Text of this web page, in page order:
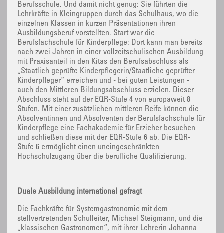
Berufsschule. Und damit nicht genug: Sie führten die
Lehrkräfte in Kleingruppen durch das Schulhaus, wo die
einzelnen Klassen in kurzen Präsentationen ihren
Ausbildungsberuf vorstellten. Start war die
Berufsfachschule für Kinderpflege: Dort kann man bereits
nach zwei Jahren in einer vollzeitschulischen Ausbildung
mit Praxisanteil in den Kitas den Berufsabschluss als
„Staatlich geprüfte Kinderpflegerin/Staatliche geprüfter
Kinderpfleger“ erreichen und - bei guten Leistungen -
auch den Mittleren Bildungsabschluss erzielen. Dieser
Abschluss steht auf der EQR-Stufe 4 von europaweit 8
Stufen. Mit einer zusätzlichen mittleren Reife können die
Absolventinnen und Absolventen der Berufsfachschule für
Kinderpflege eine Fachakademie für Erzieher besuchen
und schließen diese mit der EQR-Stufe 6 ab. Die EQR-
Stufe 6 ermöglicht einen uneingeschränkten
Hochschulzugang über die berufliche Qualifizierung.
Duale Ausbildung international gefragt
Die Fachkräfte für Systemgastronomie mit dem
stellvertretenden Schulleiter, Michael Steigmann, und die
„klassischen Gastronomen“, mit ihrer Lehrerin Johanna